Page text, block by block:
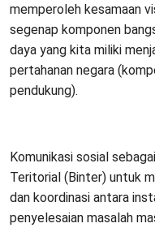
memperoleh kesamaan
segenap komponen
daya yang kita miliki
pertahanan negara
pendukung).
Komunikasi sosial
Teritorial (Binter) untuk
dan koordinasi antara
penyelesaian masalah